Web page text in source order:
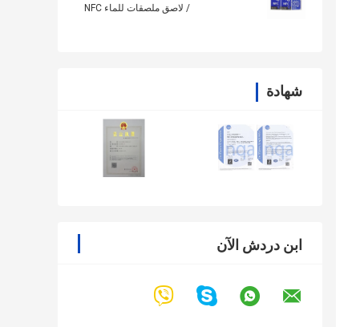
/ لاصق ملصقات للماء NFC
شهادة
ابن دردش الآن